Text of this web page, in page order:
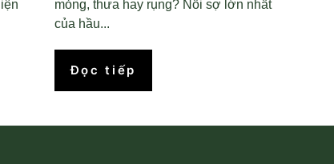
mỏng, thưa hay rụng? Nỗi sợ lớn nhất
của hầu...
Đọc tiếp